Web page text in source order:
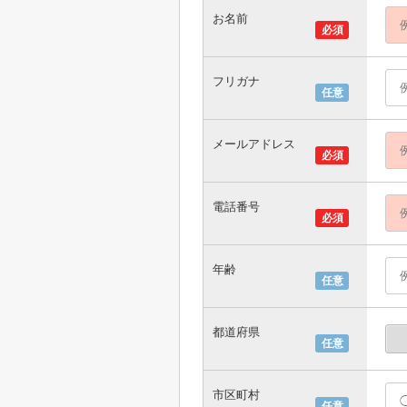
必須
お名前
任意
フリガナ
必須
メールアドレス
必須
電話番号
任意
年齢
任意
都道府県
市区町村